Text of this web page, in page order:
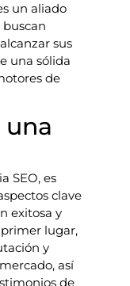
un aliado
sus
una sólida
de
una
SEO, es
clave
exitosa y
lugar,
y
así
de